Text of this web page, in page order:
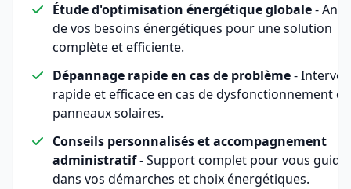
Étude d'optimisation énergétique globale-
de vos besoins énergétiques pour une solution
complète et efficiente.
Dépannage rapide en cas de problème-
rapide et efficace en cas de dysfonctionnement
panneaux solaires.
Conseils personnalisés et accompagnement
administratif- Support complet pour vous
dans vos démarches et choix énergétiques.